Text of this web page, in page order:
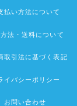
払い方法について
法・送料について
取引法に基づく表記
イバシーポリシー
お問い合わせ